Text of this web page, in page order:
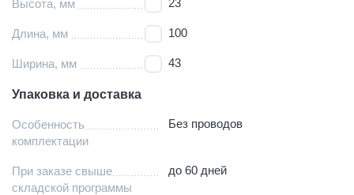
Высота, мм
Длина, мм 100
Ширина, мм 43
Упаковка и доставка
Особенность
комплектации
Без проводов
При заказе свыше
складской программы
до 60 дней